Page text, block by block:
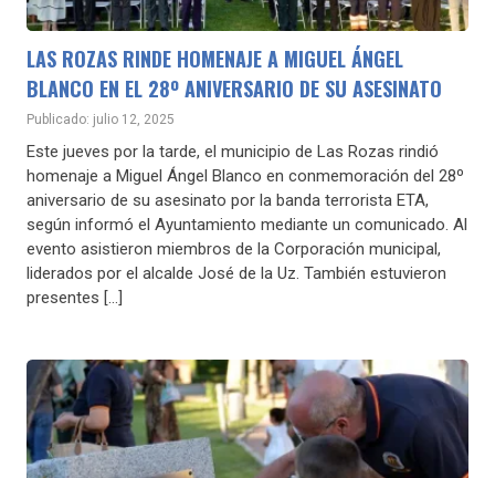
LAS ROZAS RINDE HOMENAJE A MIGUEL ÁNGEL
BLANCO EN EL 28º ANIVERSARIO DE SU ASESINATO
Publicado: julio 12, 2025
Este jueves por la tarde, el municipio de Las Rozas rindió
homenaje a Miguel Ángel Blanco en conmemoración del 28º
aniversario de su asesinato por la banda terrorista ETA,
según informó el Ayuntamiento mediante un comunicado. Al
evento asistieron miembros de la Corporación municipal,
liderados por el alcalde José de la Uz. También estuvieron
presentes […]